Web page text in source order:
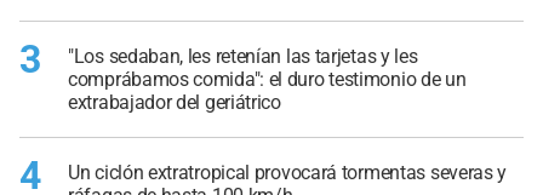
3
"Los sedaban, les retenían las tarjetas y les
comprábamos comida": el duro testimonio de un
extrabajador del geriátrico
4
Un ciclón extratropical provocará tormentas severas y